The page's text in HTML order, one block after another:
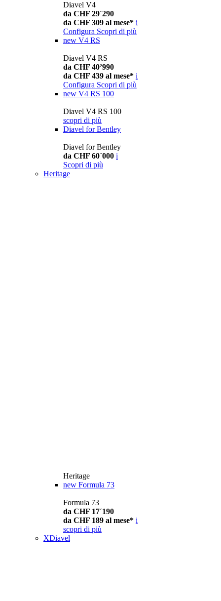
Diavel V4
da CHF 29´290
da CHF 309 al mese* i
Configura Scopri di più
new V4 RS
Diavel V4 RS
da CHF 40’990
da CHF 439 al mese* i
Configura Scopri di più
new V4 RS 100
Diavel V4 RS 100
scopri di più
Diavel for Bentley
Diavel for Bentley
da CHF 60´000 i
Scopri di più
Heritage
Heritage
new Formula 73
Formula 73
da CHF 17´190
da CHF 189 al mese* i
scopri di più
XDiavel